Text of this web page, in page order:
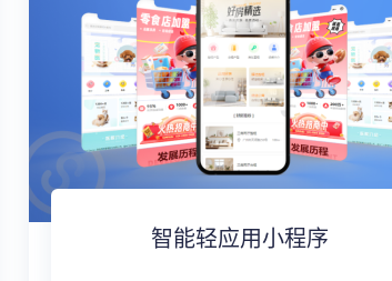
智能轻应用小程序